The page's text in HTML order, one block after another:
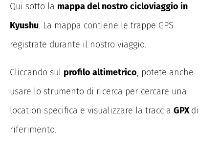
Qui sotto la mappa del nostro cicloviaggio in
Kyushu. La mappa contiene le trappe GPS
registrate durante il nostro viaggio.
Cliccando sul profilo altimetrico, potete anche
usare lo strumento di ricerca per cercare una
location specifica e visualizzare la traccia GPXdi
riferimento.